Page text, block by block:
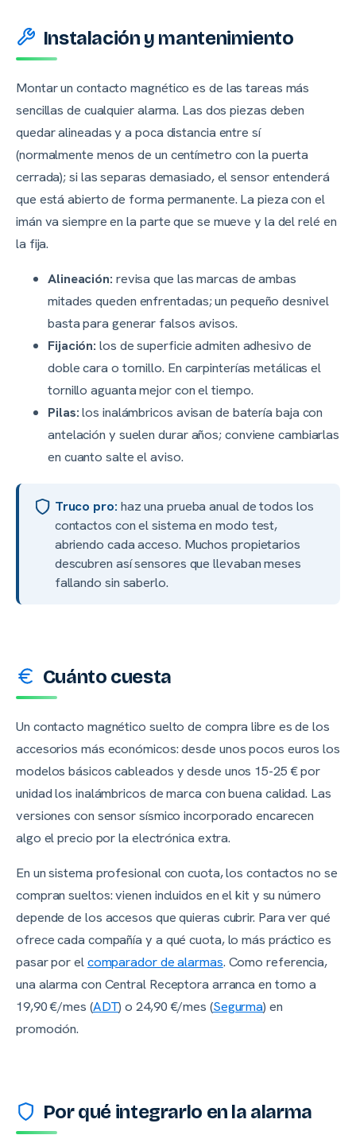
Instalación y mantenimiento
Montar un contacto magnético es de las tareas más
sencillas de cualquier alarma. Las dos piezas deben
quedar alineadas y a poca distancia entre sí
(normalmente menos de un centímetro con la puerta
cerrada); si las separas demasiado, el sensor entenderá
que está abierto de forma permanente. La pieza con el
imán va siempre en la parte que se mueve y la del relé en
la fija.
Alineación: revisa que las marcas de ambas
mitades queden enfrentadas; un pequeño desnivel
basta para generar falsos avisos.
Fijación: los de superficie admiten adhesivo de
doble cara o tornillo. En carpinterías metálicas el
tornillo aguanta mejor con el tiempo.
Pilas:los inalámbricos avisan de batería baja con
antelación y suelen durar años; conviene cambiarlas
en cuanto salte el aviso.
Truco pro: haz una prueba anual de todos los
contactos con el sistema en modo test,
abriendo cada acceso. Muchos propietarios
descubren así sensores que llevaban meses
fallando sin saberlo.
Cuánto cuesta
Un contacto magnético suelto de compra libre es de los
accesorios más económicos: desde unos pocos euros los
modelos básicos cableados y desde unos 15-25 € por
unidad los inalámbricos de marca con buena calidad. Las
versiones con sensor sísmico incorporado encarecen
algo el precio por la electrónica extra.
En un sistema profesional con cuota, los contactos no se
compran sueltos: vienen incluidos en el kit y su número
depende de los accesos que quieras cubrir. Para ver qué
ofrece cada compañía y a qué cuota, lo más práctico es
pasar por elcomparador de alarmas. Como referencia,
una alarma con Central Receptora arranca en torno a
19,90 €/mes (ADT) o 24,90 €/mes (Segurma) en
promoción.
Por qué integrarlo en la alarma